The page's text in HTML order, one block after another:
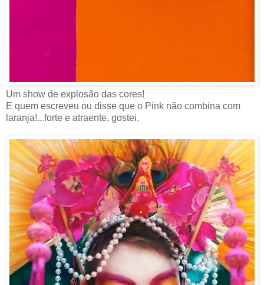
Um show de explosão das cores!
E quem escreveu ou disse que o Pink não combina com
laranja!...forte e atraente, gostei.